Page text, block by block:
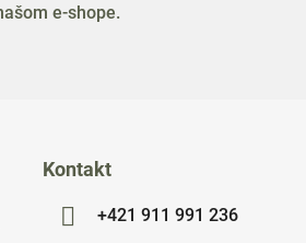
e-shope.
Kontakt
+421 911 991 236